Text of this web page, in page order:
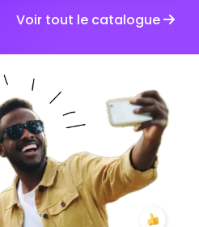
et en apprendre un peu
partager des
Parce qu’au fond, même
peuvent devenir très
😄
Voir tout le catalogue